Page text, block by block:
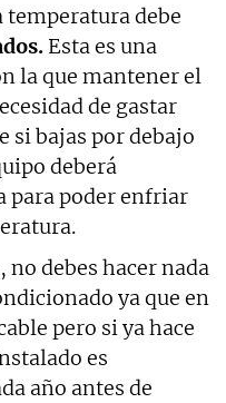
debe
Esta es una
la que mantener el
de gastar
si bajas por debajo
deberá
para poder enfriar
no debes hacer nada
ya que en
pero si ya hace
es
año antes de